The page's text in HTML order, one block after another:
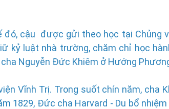
đó, cậu được gửi theo học tại Chủng
kỷ luật nhà trường, chăm chỉ học
Nguyễn Đức Khiêm ở Hướng
Vĩnh Trị. Trong suốt chín năm, cha
1829, Đức cha Harvard - Du bổ